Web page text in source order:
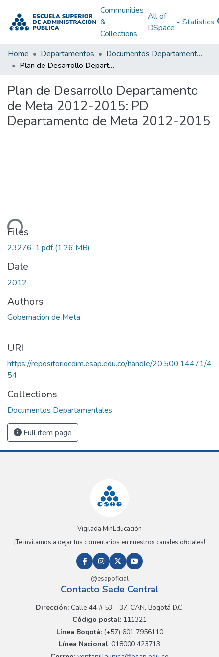
Communities
&
Collections
All of
DSpace
Statistics
Home Departamentos
Documentos Departamentales
Plan de Desarrollo Departamento de Meta 2012-2015: PD Departamento de Meta 2012-2015
Plan de Desarrollo Departamento
de Meta 2012-2015: PD
Departamento de Meta 2012-2015
Files
23276-1.pdf(1.26 MB)
Date
2012
Authors
Gobernación de Meta
URI
https://repositoriocdim.esap.edu.co/handle/20.500.14471/4
54
Collections
Documentos Departamentales
Full item page
Vigilada MinEducación
¡Te invitamos a dejar tus comentarios en nuestros canales oficiales!
@esapoficial
Contacto Sede Central
Dirección:Calle 44 # 53 - 37, CAN, Bogotá D.C.
Código postal: 111321
Línea Bogotá:(+57) 601 7956110
Línea Nacional: 018000 423713